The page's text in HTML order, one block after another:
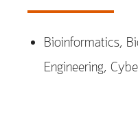
Bioinformatics,
Engineering,